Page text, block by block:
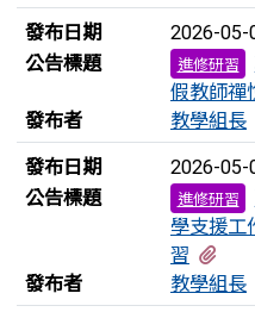
發布日期
2026-05-
公告標題 進修研習
假教師禪
發布者
教學組長
發布日期
2026-05-
公告標題 進修研習
學支援工
習
發布者
教學組長